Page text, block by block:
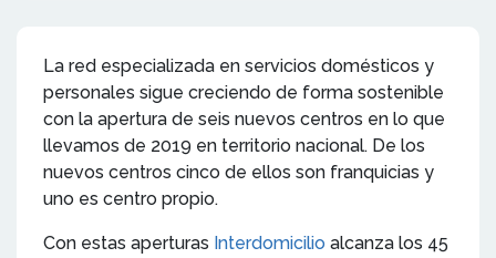
La red especializada en servicios domésticos y
personales sigue creciendo de forma sostenible
con la apertura de seis nuevos centros en lo que
llevamos de 2019 en territorio nacional. De los
nuevos centros cinco de ellos son franquicias y
uno es centro propio.
Con estas aperturas Interdomicilio alcanza los 45